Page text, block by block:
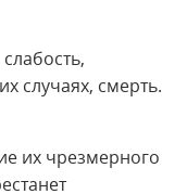
случаях, смерть.
их чрезмерного